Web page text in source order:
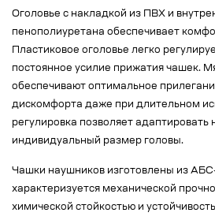
Оголовье с накладкой из ПВХ и
пенополиуретана обеспечивает
Пластиковое оголовье легко
постоянное усилие прижатия чашек.
обеспечивают оптимальное
дискомфорта даже при длительном
регулировка позволяет адаптировать
индивидуальный размер головы.
Чашки наушников изготовлены из
характеризуется механической
химической стойкостью и